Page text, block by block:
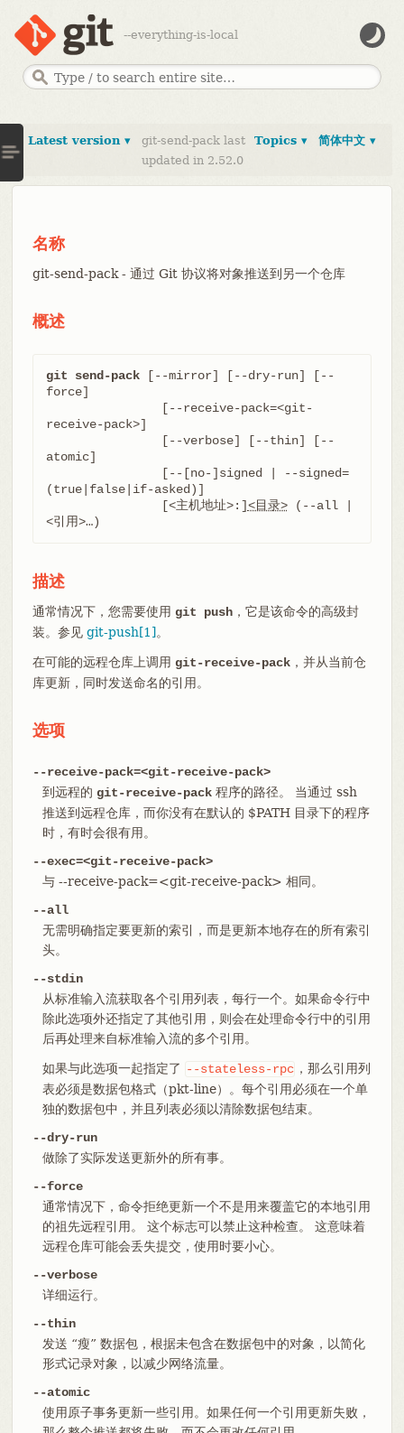
--everything-is-local
简体中文 ▾
Topics ▾
Latest version ▾
git-send-pack last
updated in 2.52.0
名称
git-send-pack - 通过 Git 协议将对象推送到另一个仓库
概述
git send-pack [--mirror] [--dry-run] [--
force]
receive-pack>]
atomic]
(true|false|if-asked)]
		[<主机地址>:]
<目录> (--all |
<引用>…​)
描述
通常情况下，您需要使用 git push，它是该命令的高级封
装。参见 git-push[1] 。
在可能的远程仓库上调用 git-receive-pack，并从当前仓
库更新，同时发送命名的引用。
选项
--receive-pack=<git-receive-pack>
到远程的 git-receive-pack程序的路径。 当通过 ssh
推送到远程仓库，而你没有在默认的 $PATH 目录下的程序
时，有时会很有用。
--exec=<git-receive-pack>
与 --receive-pack=<git-receive-pack> 相同。
--all
无需明确指定要更新的索引，而是更新本地存在的所有索引
头。
--stdin
从标准输入流获取各个引用列表，每行一个。如果命令行中
除此选项外还指定了其他引用，则会在处理命令行中的引用
后再处理来自标准输入流的多个引用。
如果与此选项一起指定了 --stateless-rpc ，那么引用列
表必须是数据包格式（pkt-line）。每个引用必须在一个单
独的数据包中，并且列表必须以清除数据包结束。
--dry-run
做除了实际发送更新外的所有事。
--force
通常情况下，命令拒绝更新一个不是用来覆盖它的本地引用
的祖先远程引用。 这个标志可以禁止这种检查。 这意味着
远程仓库可能会丢失提交，使用时要小心。
--verbose
详细运行。
--thin
发送 “瘦” 数据包，根据未包含在数据包中的对象，以简化
形式记录对象，以减少网络流量。
--atomic
使用原子事务更新一些引用。如果任何一个引用更新失败，